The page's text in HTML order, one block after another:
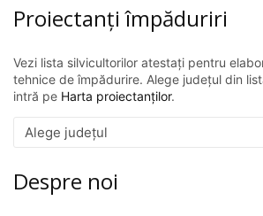
Proiectanți împăduriri
Vezi lista silvicultorilor atestați pentru
tehnice de împădurire. Alege județul din
intră pe Harta proiectanților.
Despre noi